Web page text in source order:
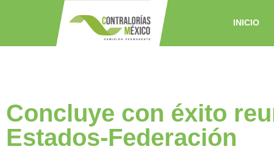
INICIO
Concluye con éxito
Estados-Federación